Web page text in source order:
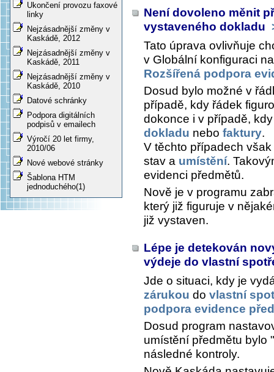
Ukončení provozu faxové
linky
Nejzásadnější změny v
Kaskádě, 2012
Nejzásadnější změny v
Kaskádě, 2011
Nejzásadnější změny v
Kaskádě, 2010
Datové schránky
Podpora digitálních
podpisů v emailech
Výročí 20 let firmy,
2010/06
Nové webové stránky
Šablona HTM
jednoduchého(1)
Není dovoleno měnit
vystaveného dokladu
Tato úprava ovlivňuje
v Globální konfiguraci
Rozšířená podpora
Dosud bylo možné v
případě, kdy řádek
dokonce i v případě,
dokladu nebo faktury.
V těchto případech
stav a umístění.
evidenci předmětů.
Nově je v programu
který již figuruje v
již vystaven.
Lépe je detekován
výdeje do vlastní
Jde o situaci, kdy je
zárukou do vlastní
podpora evidence
Dosud program
umístění předmětu bylo
následné kontroly.